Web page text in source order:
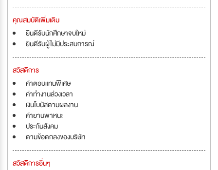
คุณสมบัติเพิ่มเติม
ยินดีรับนักศึกษาจบใหม่
ยินดีรับผู้ไม่มีประสบการณ์
สวัสดิการ
ค่าตอบแทนพิเศษ
ค่าทำงานล่วงเวลา
เงินโบนัสตามผลงาน
ค่ายานพาหนะ
ประกันสังคม
ตามข้อตกลงของบริษัท
สวัสดิการอื่นๆ